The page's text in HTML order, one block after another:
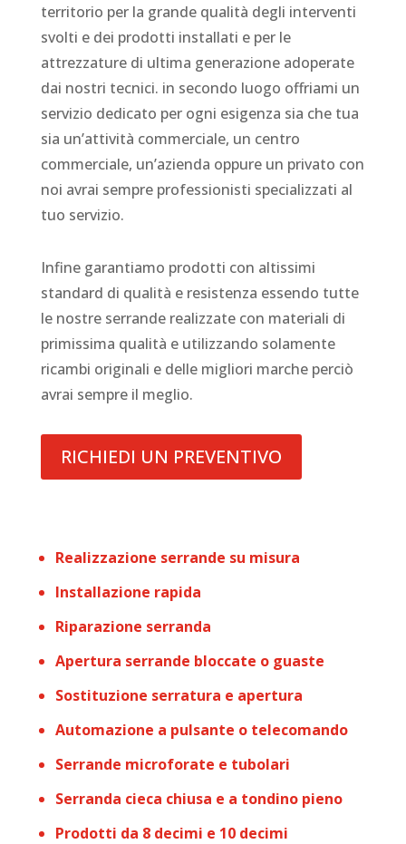
territorio per la grande qualità degli interventi
svolti e dei prodotti installati e per le
attrezzature di ultima generazione adoperate
dai nostri tecnici. in secondo luogo offriami un
servizio dedicato per ogni esigenza sia che tua
sia un’attività commerciale, un centro
commerciale, un’azienda oppure un privato con
noi avrai sempre professionisti specializzati al
tuo servizio.
Infine garantiamo prodotti con altissimi
standard di qualità e resistenza essendo tutte
le nostre serrande realizzate con materiali di
primissima qualità e utilizzando solamente
ricambi originali e delle migliori marche perciò
avrai sempre il meglio.
RICHIEDI UN PREVENTIVO
Realizzazione serrande su misura
Installazione rapida
Riparazione serranda
Apertura serrande bloccate o guaste
Sostituzione serratura e apertura
Automazione a pulsante o telecomando
Serrande microforate e tubolari
Serranda cieca chiusa e a tondino pieno
Prodotti da 8 decimi e 10 decimi